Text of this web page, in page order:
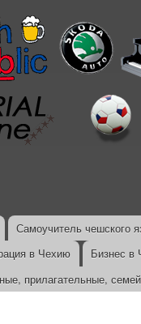
Самоучитель чешского
в Чехию
Бизнес в
прилагательные,